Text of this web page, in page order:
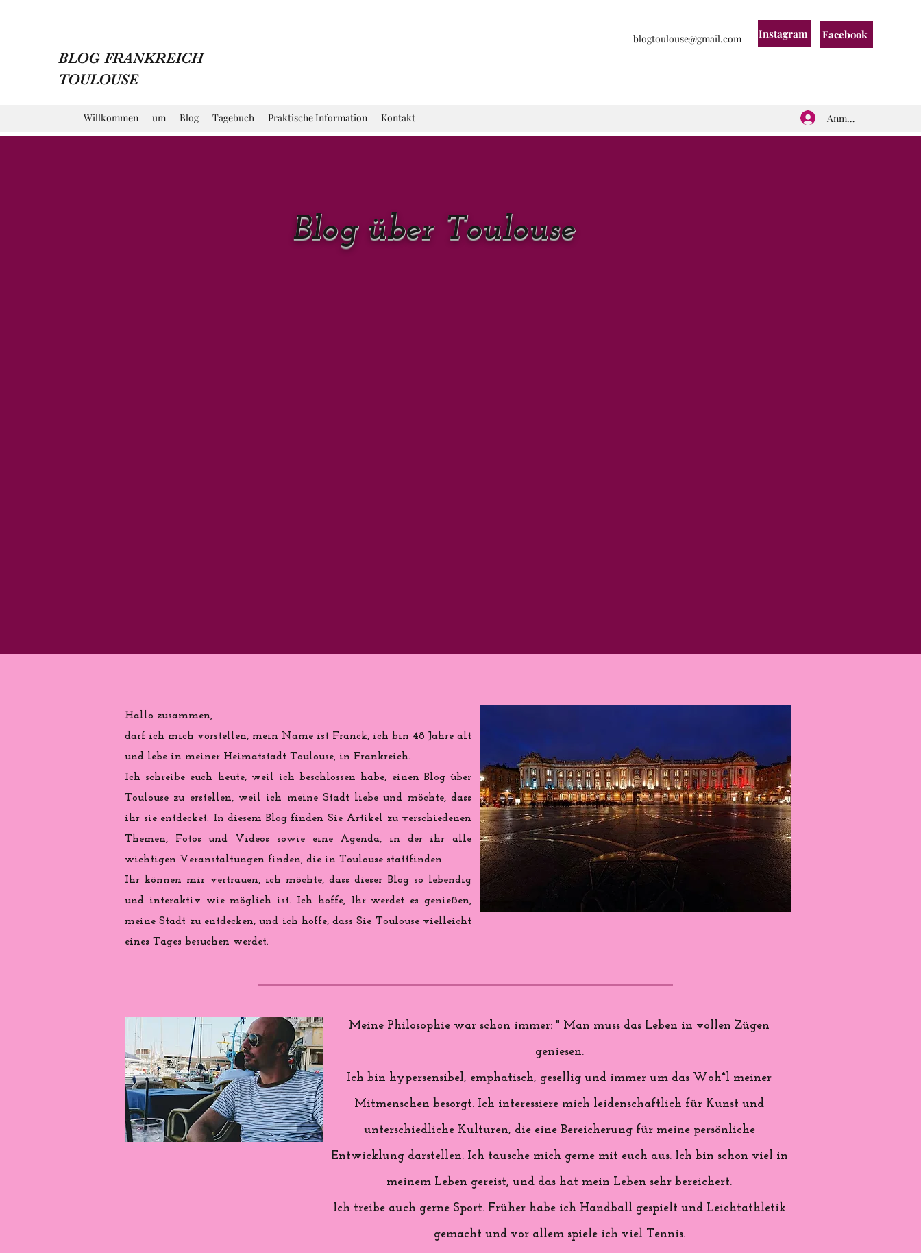
BLOG FRANKREICH
TOULOUSE
blogtoulouse@gmail.com Instagram Facebook
Willkommen um Blog Tagebuch Praktische Information Kontakt Anmelden
Blog über Toulouse
Hallo zusammen,
darf ich mich vorstellen, mein Name ist Franck, ich bin 48 Jahre alt
und lebe in meiner Heimatstadt Toulouse, in Frankreich.
Ich schreibe euch heute, weil ich beschlossen habe, einen Blog über
Toulouse zu erstellen, weil ich meine Stadt liebe und möchte, dass
ihr sie entdecket. In diesem Blog finden Sie Artikel zu verschiedenen
Themen, Fotos und Videos sowie eine Agenda, in der ihr alle
wichtigen Veranstaltungen finden, die in Toulouse stattfinden.
Ihr können mir vertrauen, ich möchte, dass dieser Blog so lebendig
und interaktiv wie möglich ist. Ich hoffe, Ihr werdet es genießen,
meine Stadt zu entdecken, und ich hoffe, dass Sie Toulouse vielleicht
eines Tages besuchen werdet.
Meine Philosophie war schon immer: " Man muss das Leben in vollen Zügen
geniesen.
Ich bin hypersensibel, emphatisch, gesellig und immer um das Woh*l meiner
Mitmenschen besorgt. Ich interessiere mich leidenschaftlich für Kunst und
unterschiedliche Kulturen, die eine Bereicherung für meine persönliche
Entwicklung darstellen. Ich tausche mich gerne mit euch aus. Ich bin schon viel in
meinem Leben gereist, und das hat mein Leben sehr bereichert.
Ich treibe auch gerne Sport. Früher habe ich Handball gespielt und Leichtathletik
gemacht und vor allem spiele ich viel Tennis.